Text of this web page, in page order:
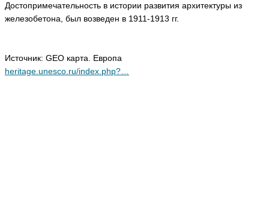
Достопримечательность в истории развития архитектуры из
железобетона, был возведен в 1911-1913 гг.
Источник: GEO карта. Европа
heritage.unesco.ru/index.php?…